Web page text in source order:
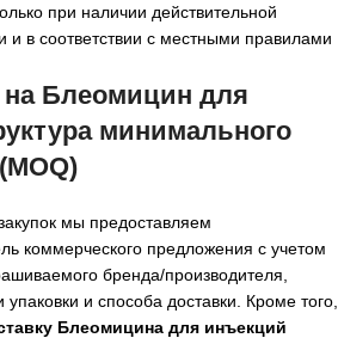
при наличии действительной
и в соответствии с местными правилами
Блеомицин для
минимального
мы предоставляем
коммерческого предложения с учетом
бренда/производителя,
и способа доставки. Кроме того,
Блеомицина для инъекций